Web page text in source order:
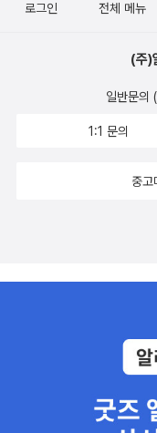
로그인 전체 메뉴
(주)
일반문의
1:1 문의
중고